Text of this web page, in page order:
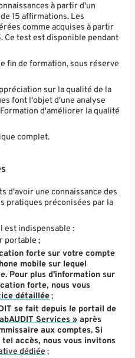
à partir d'un
15 affirmations. Les
comme acquises à partir
Ce test est disponible pendant
fin de formation, sous réserve
sur la qualité de la
font l'objet d'une analyse
d'améliorer la qualité
complet.
d'avoir une connaissance des
pratiques préconisées par la
est indispensable :
portable ;
forte sur votre compte
mobile sur lequel
Pour plus d'information sur
forte, nous vous
détaillée;
se fait depuis le portail de
Services » après
aux comptes. Si
tel accès, nous vous invitons
dédiée ;